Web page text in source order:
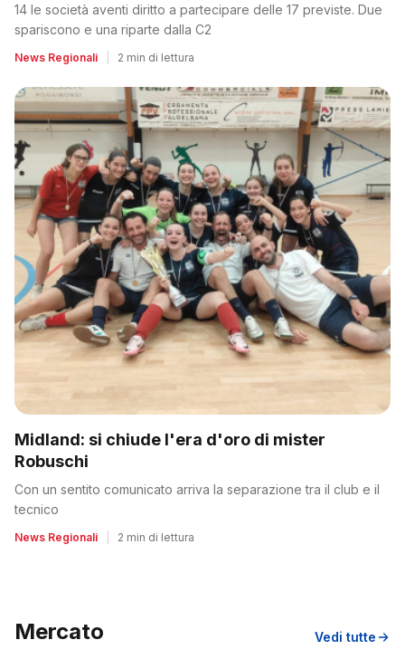
14 le società aventi diritto a partecipare delle 17 previste. Due
spariscono e una riparte dalla C2
News Regionali 2 min di lettura
Midland: si chiude l'era d'oro di mister
Robuschi
Con un sentito comunicato arriva la separazione tra il club e il
tecnico
News Regionali 2 min di lettura
Mercato Vedi tutte